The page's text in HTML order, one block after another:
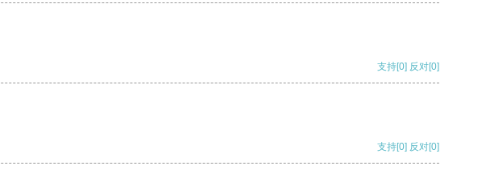
支持[0] 反对[0]
支持[0] 反对[0]